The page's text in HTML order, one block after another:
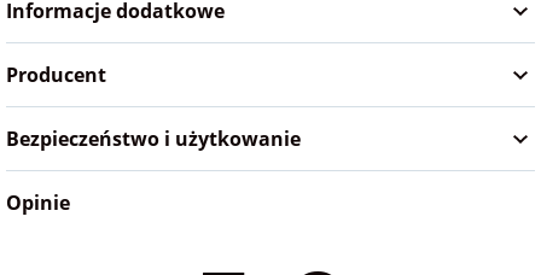
na Wielkanoc
na wieczór
panieński
na wieczór
Informacje dodatkowe
Producent
Bezpieczeństwo i użytkowanie
Opinie